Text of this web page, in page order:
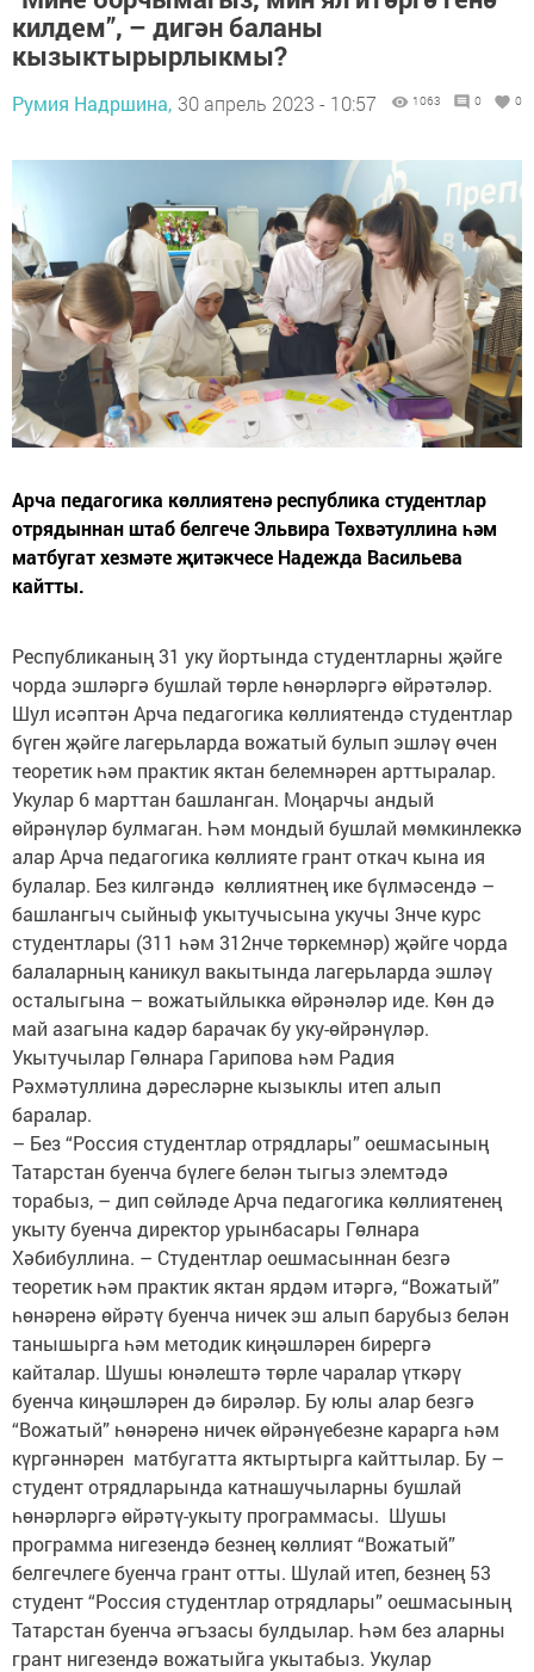
килдем”, – дигән баланы
кызыктырырлыкмы?
Румия Надршина, 30 апрель 2023 - 10:57 1063 0 0
Арча педагогика көллиятенә республика студентлар
отрядыннан штаб белгече Эльвира Төхвәтуллина һәм
матбугат хезмәте җитәкчесе Надежда Васильева
кайтты.
Республиканың 31 уку йортында студентларны җәйге
чорда эшләргә бушлай төрле һөнәрләргә өйрәтәләр.
Шул исәптән Арча педагогика көллиятендә студентлар
бүген җәйге лагерьларда вожатый булып эшләү өчен
теоретик һәм практик яктан белемнәрен арттыралар.
Укулар 6 марттан башланган. Моңарчы андый
өйрәнүләр булмаган. Һәм мондый бушлай мөмкинлеккә
алар Арча педагогика көллияте грант откач кына ия
булалар. Без килгәндә көллиятнең ике бүлмәсендә –
башлангыч сыйныф укытучысына укучы 3нче курс
студентлары (311 һәм 312нче төркемнәр) җәйге чорда
балаларның каникул вакытында лагерьларда эшләү
осталыгына – вожатыйлыкка өйрәнәләр иде. Көн дә
май азагына кадәр барачак бу уку-өйрәнүләр.
Укытучылар Гөлнара Гарипова һәм Радия
Рәхмәтуллина дәресләрне кызыклы итеп алып
баралар.
– Без “Россия студентлар отрядлары” оешмасының
Татарстан буенча бүлеге белән тыгыз элемтәдә
торабыз, – дип сөйләде Арча педагогика көллиятенең
укыту буенча директор урынбасары Гөлнара
Хәбибуллина. – Студентлар оешмасыннан безгә
теоретик һәм практик яктан ярдәм итәргә, “Вожатый”
һөнәренә өйрәтү буенча ничек эш алып барубыз белән
танышырга һәм методик киңәшләрен бирергә
кайталар. Шушы юнәлештә төрле чаралар үткәрү
буенча киңәшләрен дә бирәләр. Бу юлы алар безгә
“Вожатый” һөнәренә ничек өйрәнүебезне карарга һәм
күргәннәрен матбугатта яктыртырга кайттылар. Бу –
студент отрядларында катнашучыларны бушлай
һөнәрләргә өйрәтү-укыту программасы. Шушы
программа нигезендә безнең көллият “Вожатый”
белгечлеге буенча грант отты. Шулай итеп, безнең 53
студент “Россия студентлар отрядлары” оешмасының
Татарстан буенча әгъзасы булдылар. Һәм без аларны
грант нигезендә вожатыйга укытабыз. Укулар